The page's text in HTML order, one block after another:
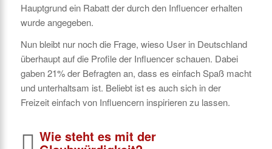
Hauptgrund ein Rabatt der durch den Influencer erhalten
wurde angegeben.
Nun bleibt nur noch die Frage, wieso User in Deutschland
überhaupt auf die Profile der Influencer schauen. Dabei
gaben 21% der Befragten an, dass es einfach Spaß macht
und unterhaltsam ist. Beliebt ist es auch sich in der
Freizeit einfach von Influencern inspirieren zu lassen.
Wie steht es mit der